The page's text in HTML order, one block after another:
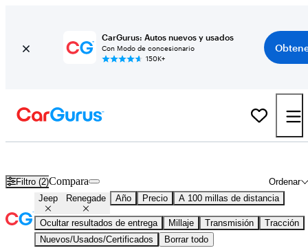
CarGurus: Autos nuevos y usados
Con Modo de concesionario
150K+
Filtro (2) Ordenar
Compara
Jeep Renegade Año Precio A 100 millas de distancia
Ocultar resultados de entrega Millaje Transmisión
Tracción
Nuevos/Usados/Certificados
Borrar todo